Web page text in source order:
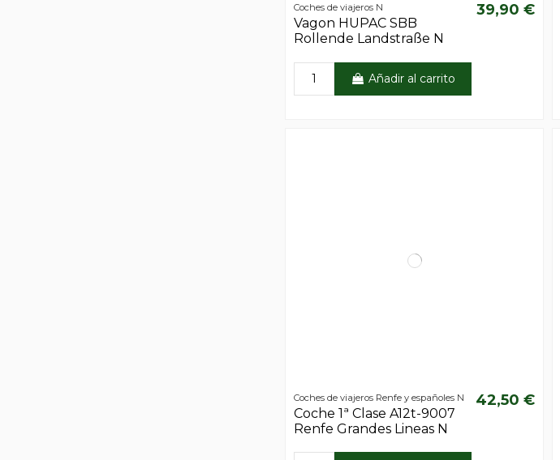
Coches de viajeros N
Vagon HUPAC SBB
Rollende Landstraße N
39,90 €
Añadir al carrito
Coches de viajeros Renfe y españoles N
Coche 1ª Clase A12t-9007
Renfe Grandes Lineas N
42,50 €